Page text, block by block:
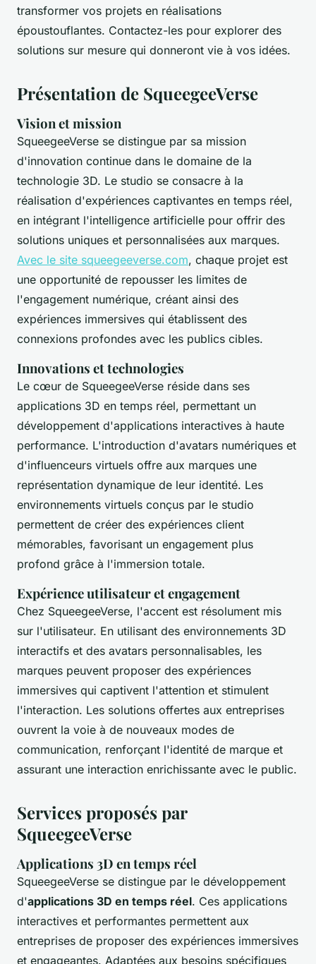
transformer vos projets en réalisations
époustouflantes. Contactez-les pour explorer des
solutions sur mesure qui donneront vie à vos idées.
Présentation de SqueegeeVerse
Vision et mission
SqueegeeVerse se distingue par sa mission
d'innovation continue dans le domaine de la
technologie 3D. Le studio se consacre à la
réalisation d'expériences captivantes en temps réel,
en intégrant l'intelligence artificielle pour offrir des
solutions uniques et personnalisées aux marques.
Avec le site squeegeeverse.com, chaque projet est
une opportunité de repousser les limites de
l'engagement numérique, créant ainsi des
expériences immersives qui établissent des
connexions profondes avec les publics cibles.
Innovations et technologies
Le cœur de SqueegeeVerse réside dans ses
applications 3D en temps réel, permettant un
développement d'applications interactives à haute
performance. L'introduction d'avatars numériques et
d'influenceurs virtuels offre aux marques une
représentation dynamique de leur identité. Les
environnements virtuels conçus par le studio
permettent de créer des expériences client
mémorables, favorisant un engagement plus
profond grâce à l'immersion totale.
Expérience utilisateur et engagement
Chez SqueegeeVerse, l'accent est résolument mis
sur l'utilisateur. En utilisant des environnements 3D
interactifs et des avatars personnalisables, les
marques peuvent proposer des expériences
immersives qui captivent l'attention et stimulent
l'interaction. Les solutions offertes aux entreprises
ouvrent la voie à de nouveaux modes de
communication, renforçant l'identité de marque et
assurant une interaction enrichissante avec le public.
Services proposés par
SqueegeeVerse
Applications 3D en temps réel
SqueegeeVerse se distingue par le développement
d'applications 3D en temps réel. Ces applications
interactives et performantes permettent aux
entreprises de proposer des expériences immersives
et engageantes. Adaptées aux besoins spécifiques